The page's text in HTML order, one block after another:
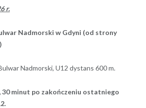
r.
Nadmorski w Gdyni (od strony
Nadmorski, U12 dystans 600 m.
30 minut po zakończeniu ostatniego